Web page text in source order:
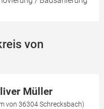
von
Müller
von 36304 Schrecksbach)